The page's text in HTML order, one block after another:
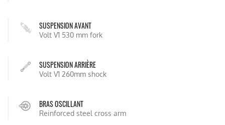
SUSPENSION AVANT
Volt V1 530 mm fork
SUSPENSION ARRIÈRE
Volt V1 260mm shock
BRAS OSCILLANT
Reinforced steel cross arm